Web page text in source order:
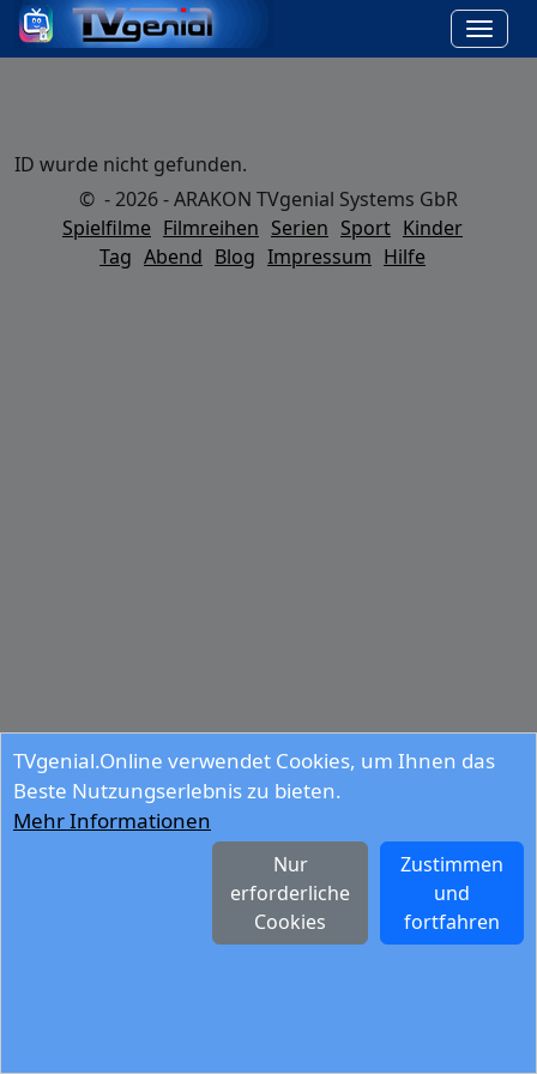
TVgenial.Online verwendet Cookies, um Ihnen das
Beste Nutzungserlebnis zu bieten.
Mehr Informationen
Zustimmen
und
fortfahren
Nur
erforderliche
Cookies
ID wurde nicht gefunden.
© - 2026 - ARAKON TVgenial Systems GbR
Spielfilme Filmreihen Serien Sport Kinder
Tag Abend Blog Impressum Hilfe